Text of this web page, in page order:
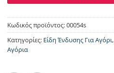
Κωδικός προϊόντος:00054s
Κατηγορίες: Είδη Ένδυσης Για Αγόρι,
Αγόρια